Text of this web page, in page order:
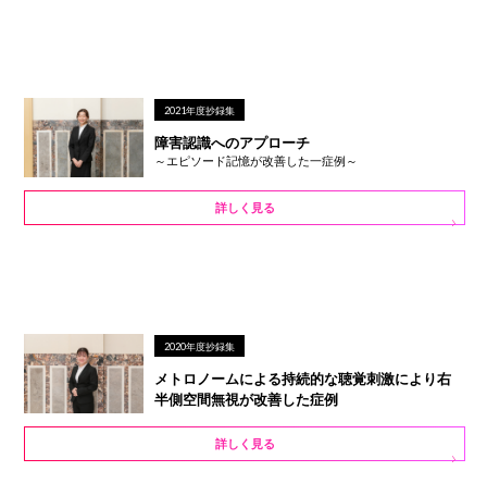
2021年度抄録集
障害認識へのアプローチ
～エピソード記憶が改善した一症例～
詳しく見る
2020年度抄録集
メトロノームによる持続的な聴覚刺激により右
半側空間無視が改善した症例
詳しく見る